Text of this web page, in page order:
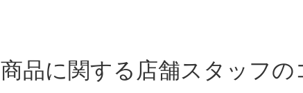
商品に関する店舗スタッフの